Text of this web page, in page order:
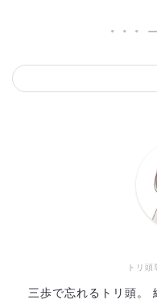
トリ
三歩で忘れるトリ頭。